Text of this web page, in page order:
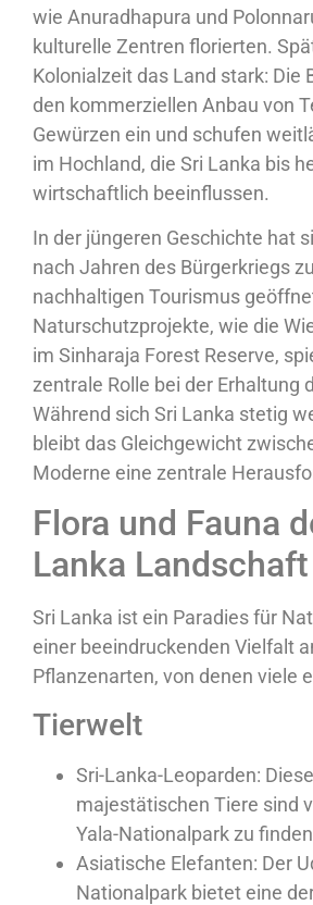
wie Anuradhapura und
kulturelle Zentren florierten.
Kolonialzeit das Land stark: Die
den kommerziellen Anbau von
Gewürzen ein und schufen
im Hochland, die Sri Lanka bis
wirtschaftlich beeinflussen.
In der jüngeren Geschichte hat
nach Jahren des Bürgerkriegs
nachhaltigen Tourismus
Naturschutzprojekte, wie die
im Sinharaja Forest Reserve,
zentrale Rolle bei der Erhaltung
Während sich Sri Lanka stetig
bleibt das Gleichgewicht
Moderne eine zentrale
Flora und Fauna
Lanka Landschaft
Sri Lanka ist ein Paradies für
einer beeindruckenden Vielfalt
Pflanzenarten, von denen viele
Tierwelt
Sri-Lanka-Leoparden:
majestätischen Tiere sind
Yala-Nationalpark zu
Asiatische Elefanten: Der
Nationalpark bietet eine